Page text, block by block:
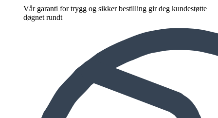
Vår garanti for trygg og sikker bestilling gir deg kundestøtte
døgnet rundt